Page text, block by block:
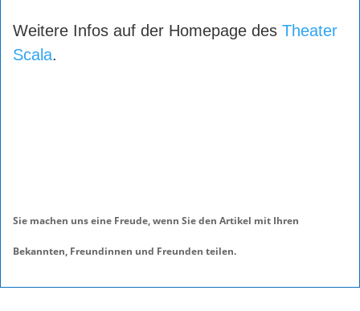
Weitere Infos auf der Homepage des Theater
Scala.
Sie machen uns eine Freude, wenn Sie den Artikel mit Ihren
Bekannten, Freundinnen und Freunden teilen.